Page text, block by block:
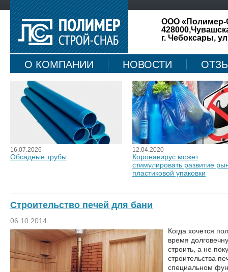
ООО «Полимер-
г. Чебоксары,
О КОМПАНИИ НОВОСТИ
КАРТА САЙТА
16.07.2026
Обсадные трубы
12.04.2020
Коронавирус может
стимулировать развитие
пластиковой упаковки
Строительство печей для бани
06.10.2014
Когда хочется
время
строить, а не
строительства
специальном